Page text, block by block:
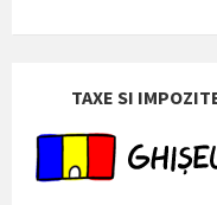
TAXE SI